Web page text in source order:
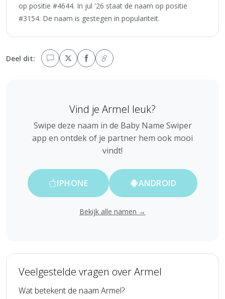
op positie #4644. In jul '26 staat de naam op positie
#3154. De naam is gestegen in populariteit.
Deel dit:
Vind je Armel leuk?
Swipe deze naam in de Baby Name Swiper
app en ontdek of je partner hem ook mooi
vindt!
IPHONE ANDROID
Bekijk alle namen →
Veelgestelde vragen over Armel
Wat betekent de naam Armel?